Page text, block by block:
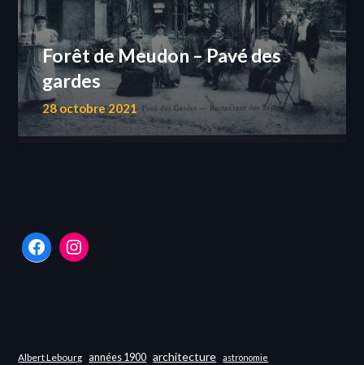
Forêt de Meudon – Pavé des
gardes
28 octobre 2021
FacebookInstagram
Albert Lebourg années 1900 architecture astronomie